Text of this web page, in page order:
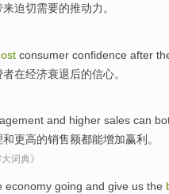
来迫切需要的推动力 。
consumer confidence after
者在经济衰退后的信心。
and higher sales can
和更高的销售额都能增加赢利 。
词典》
economy going and give us the